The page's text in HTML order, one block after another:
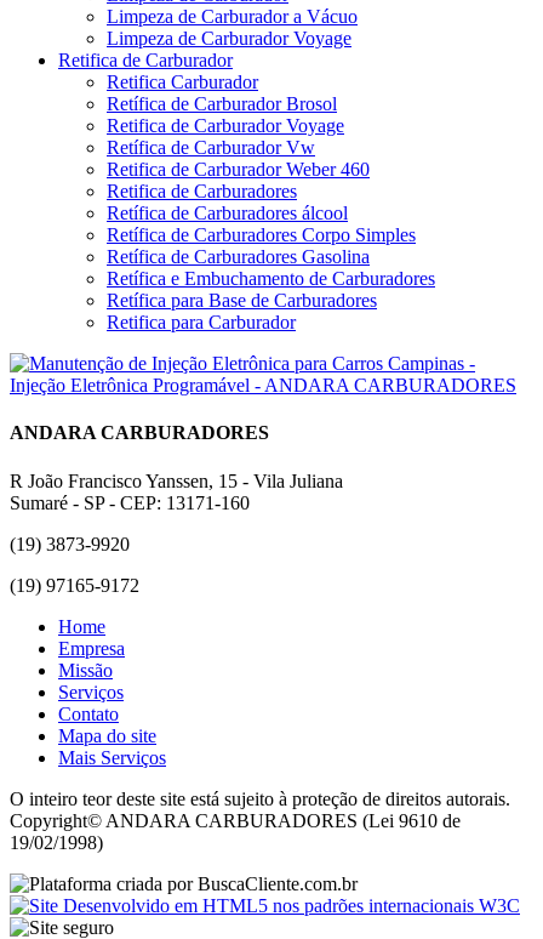
Limpeza de Carburador a Vácuo
Limpeza de Carburador Voyage
Retifica de Carburador
Retifica Carburador
Retífica de Carburador Brosol
Retifica de Carburador Voyage
Retífica de Carburador Vw
Retifica de Carburador Weber 460
Retifica de Carburadores
Retífica de Carburadores álcool
Retífica de Carburadores Corpo Simples
Retífica de Carburadores Gasolina
Retífica e Embuchamento de Carburadores
Retífica para Base de Carburadores
Retifica para Carburador
ANDARA CARBURADORES
R João Francisco Yanssen, 15 - Vila Juliana
Sumaré - SP - CEP: 13171-160
(19) 3873-9920
(19) 97165-9172
Home
Empresa
Missão
Serviços
Contato
Mapa do site
Mais Serviços
O inteiro teor deste site está sujeito à proteção de direitos autorais.
Copyright© ANDARA CARBURADORES (Lei 9610 de
19/02/1998)